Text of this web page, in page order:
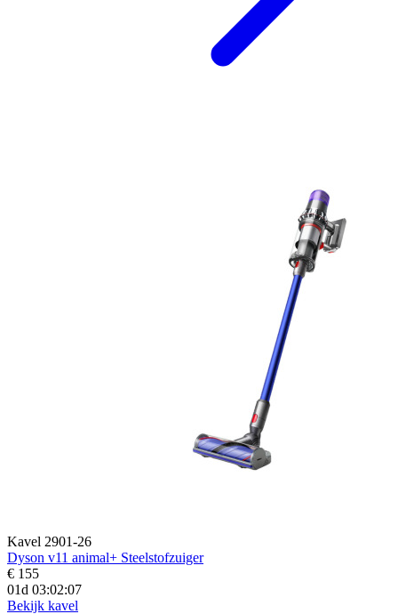
Kavel 2901-26
Dyson v11 animal+ Steelstofzuiger
€ 155
01d 03:02:06
Bekijk kavel